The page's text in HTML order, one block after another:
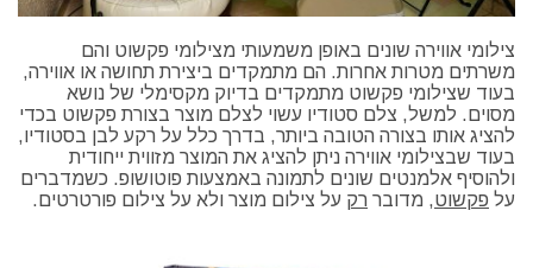
צילומי אווירה שונים באופן משמעותי מצילומי פקשוט והם
משרתים מטרות אחרות. הם מתמקדים ביצירת תחושה או אווירה,
בעוד שצילומי פקשוט מתמקדים בדיוק מקסימלי של נושא
מסוים. למשל, צלם סטודיו עשוי לצלם מוצר בצורת פקשוט בכדי
להציג אותו בצורה הטובה ביותר, בדרך כלל על רקע לבן בסטודיו,
בעוד שבצילומי אווירה ניתן להציג את המוצר מזווית ייחודית
ולהוסיף אלמנטים שונים לתמונה באמצעות פוטושופ. כשמדברים
על פקשוט, מדובר רק על צילום מוצר ולא על צילום פורטרטים.